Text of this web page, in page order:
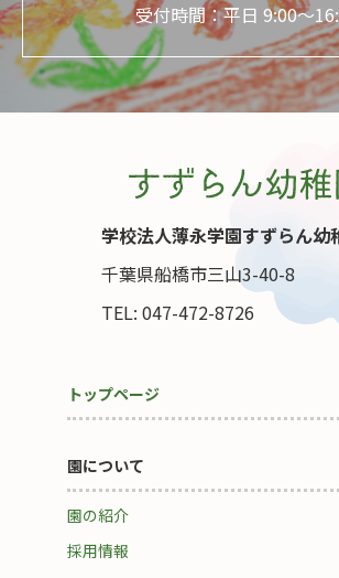
受付時間：平日 9:00〜
学校法人薄永学園すずらん幼
千葉県船橋市三山3-40-8
TEL: 047-472-8726
トップページ
園について
園の紹介
採用情報